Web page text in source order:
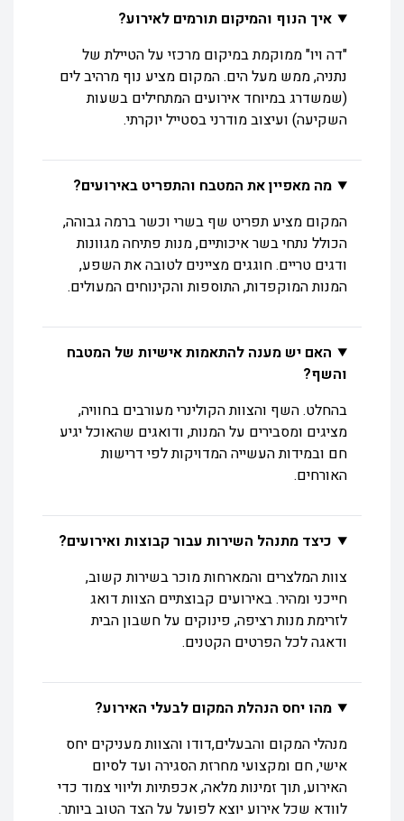
איך הנוף והמיקום תורמים לאירוע?
"דה ויו" ממוקמת במיקום מרכזי על הטיילת של
נתניה, ממש מעל הים. המקום מציע נוף מרהיב לים
(שמשדרג במיוחד אירועים המתחילים בשעות
השקיעה) ועיצוב מודרני בסטייל יוקרתי.
מה מאפיין את המטבח והתפריט באירועים?
המקום מציע תפריט שף בשרי וכשר ברמה גבוהה,
הכולל נתחי בשר איכותיים, מנות פתיחה מגוונות
ודגים טריים. חוגגים מציינים לטובה את השפע,
המנות המוקפדות, התוספות והקינוחים המעולים.
האם יש מענה להתאמות אישיות של המטבח
והשף?
בהחלט. השף והצוות הקולינרי מעורבים בחוויה,
מציגים ומסבירים על המנות, ודואגים שהאוכל יגיע
חם ובמידות העשייה המדויקות לפי דרישות
האורחים.
כיצד מתנהל השירות עבור קבוצות ואירועים?
צוות המלצרים והמארחות מוכר בשירות קשוב,
חייכני ומהיר. באירועים קבוצתיים הצוות דואג
לזרימת מנות רציפה, פינוקים על חשבון הבית
ודאגה לכל הפרטים הקטנים.
מהו יחס הנהלת המקום לבעלי האירוע?
מנהלי המקום והבעלים,דודו והצוות מעניקים יחס
אישי, חם ומקצועי מחרזת הסגירה ועד לסיום
האירוע, תוך זמינות מלאה, אכפתיות וליווי צמוד כדי
לוודא שכל אירוע יוצא לפועל על הצד הטוב ביותר.